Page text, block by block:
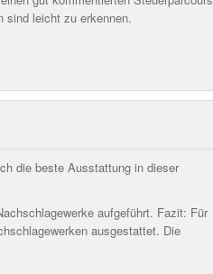
sind leicht zu erkennen.
die beste Ausstattung in dieser
aufgeführt. Fazit: Für
ausgestattet. Die